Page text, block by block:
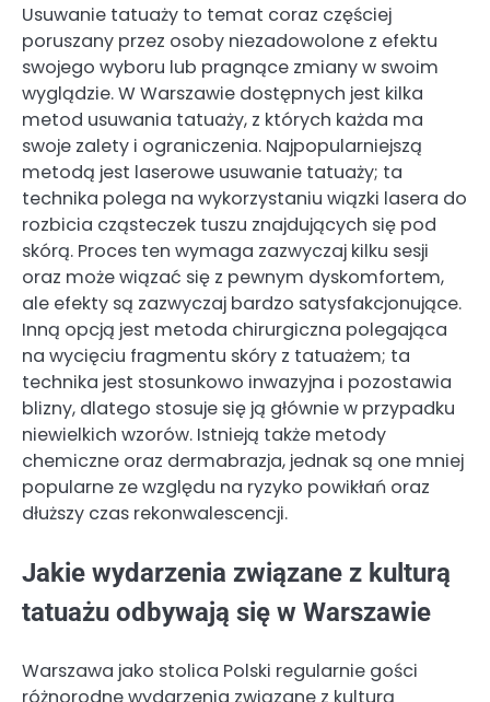
Usuwanie tatuaży to temat coraz częściej
poruszany przez osoby niezadowolone z efektu
swojego wyboru lub pragnące zmiany w swoim
wyglądzie. W Warszawie dostępnych jest kilka
metod usuwania tatuaży, z których każda ma
swoje zalety i ograniczenia. Najpopularniejszą
metodą jest laserowe usuwanie tatuaży; ta
technika polega na wykorzystaniu wiązki lasera do
rozbicia cząsteczek tuszu znajdujących się pod
skórą. Proces ten wymaga zazwyczaj kilku sesji
oraz może wiązać się z pewnym dyskomfortem,
ale efekty są zazwyczaj bardzo satysfakcjonujące.
Inną opcją jest metoda chirurgiczna polegająca
na wycięciu fragmentu skóry z tatuażem; ta
technika jest stosunkowo inwazyjna i pozostawia
blizny, dlatego stosuje się ją głównie w przypadku
niewielkich wzorów. Istnieją także metody
chemiczne oraz dermabrazja, jednak są one mniej
popularne ze względu na ryzyko powikłań oraz
dłuższy czas rekonwalescencji.
Jakie wydarzenia związane z kulturą
tatuażu odbywają się w Warszawie
Warszawa jako stolica Polski regularnie gości